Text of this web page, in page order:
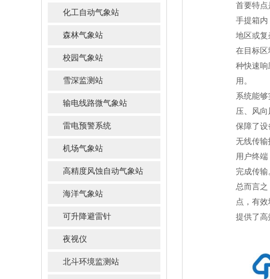
化工自动气象站
森林气象站
校园气象站
雪深监测站
输电线路微气象站
雷电预警系统
机场气象站
高精度风蚀自动气象站
海洋气象站
可升降避雷针
夜视仪
北斗环境监测站
首要特点
手提箱内
地区或复
在目标区
种快速响
用。
系统能
压、风
保障了设
无线传
用户终
完成传输
总而言
点，有
提供了高